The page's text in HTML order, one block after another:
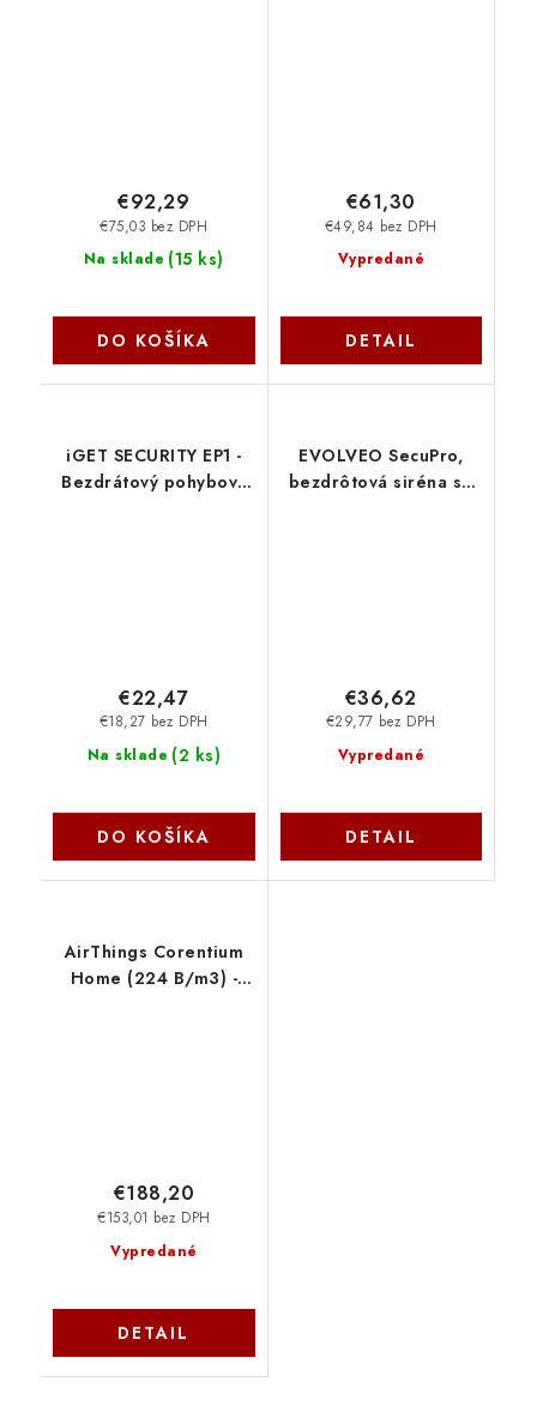
Na sklade (15 ks)
€75,03 bez DPH
€92,29
DO KOŠÍKA
Vypredané
€49,84 bez DPH
€61,30
DETAIL
iGET SECURITY EP1 -
Bezdrátový pohybový
Na sklade (2 ks)
€18,27 bez DPH
€22,47
DO KOŠÍKA
EVOLVEO SecuPro,
bezdrôtová siréna so
Vypredané
€29,77 bez DPH
€36,62
DETAIL
AirThings Corentium
Home (224 B/m3) -
Vypredané
€153,01 bez DPH
€188,20
DETAIL